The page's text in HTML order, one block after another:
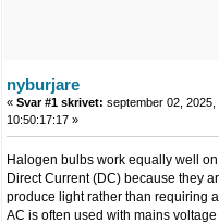
nyburjare
« Svar #1 skrivet: september 02, 2025,
10:50:17:17 »
Halogen bulbs work equally well
Direct Current (DC) because they
produce light rather than requiring
AC is often used with mains